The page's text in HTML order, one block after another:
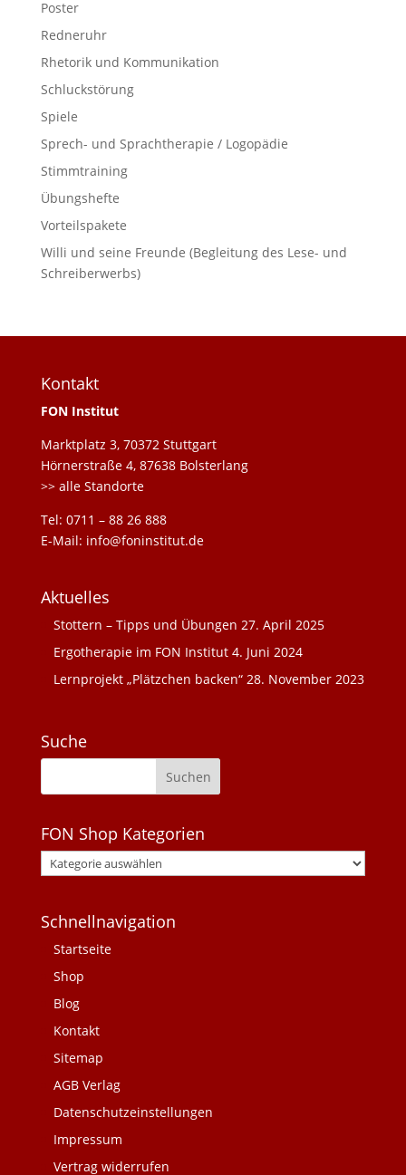
Poster
Redneruhr
Rhetorik und Kommunikation
Schluckstörung
Spiele
Sprech- und Sprachtherapie / Logopädie
Stimmtraining
Übungshefte
Vorteilspakete
Willi und seine Freunde (Begleitung des Lese- und
Schreiberwerbs)
Kontakt
FON Institut
Marktplatz 3, 70372 Stuttgart
Hörnerstraße 4, 87638 Bolsterlang
>> alle Standorte
Tel: 0711 – 88 26 888
E-Mail: info@foninstitut.de
Aktuelles
Stottern – Tipps und Übungen 27. April 2025
Ergotherapie im FON Institut 4. Juni 2024
Lernprojekt „Plätzchen backen“ 28. November 2023
Suche
FON Shop Kategorien
Schnellnavigation
Startseite
Shop
Blog
Kontakt
Sitemap
AGB Verlag
Datenschutzeinstellungen
Impressum
Vertrag widerrufen